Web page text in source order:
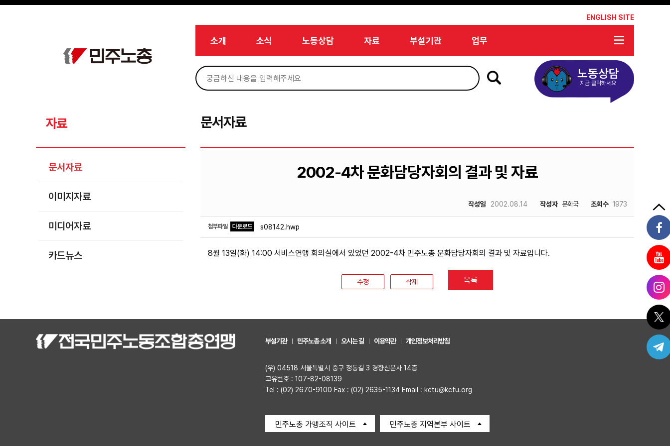
메뉴 건너뛰기
ENGLISH SITE
소개 소식 노동상담 자료 부설기관 업무
노동상담
지금 클릭하세요
자료
문서자료
이미지자료
미디어자료
카드뉴스
문서자료
2002-4차 문화담당자회의 결과 및 자료
작성일 2002.08.14 작성자 문화국 조회수 1973
첨부파일 다운로드 s08142.hwp
8월 13일(화) 14:00 서비스연맹 회의실에서 있었던 2002-4차 민주노총 문화담당자회의 결과 및 자료입니다.
수정 삭제 목록
부설기관 민주노총 소개 오시는 길 이용약관 개인정보처리방침
(우) 04518 서울특별시 중구 정동길 3 경향신문사 14층
고유번호 : 107-82-08139
Tel : (02) 2670-9100 Fax : (02) 2635-1134 Email : kctu@kctu.org
민주노총 가맹조직 사이트 민주노총 지역본부 사이트
Sketchbook5, 스케치북5
Sketchbook5, 스케치북5